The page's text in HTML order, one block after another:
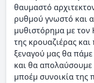
θαυμαστό
ρυθμού γνωστό και
μυθιστόρημα με
της κρουαζιέρας
ξεναγού μας θα
και θα απολαύσουμε
μποέμ συνοικία της